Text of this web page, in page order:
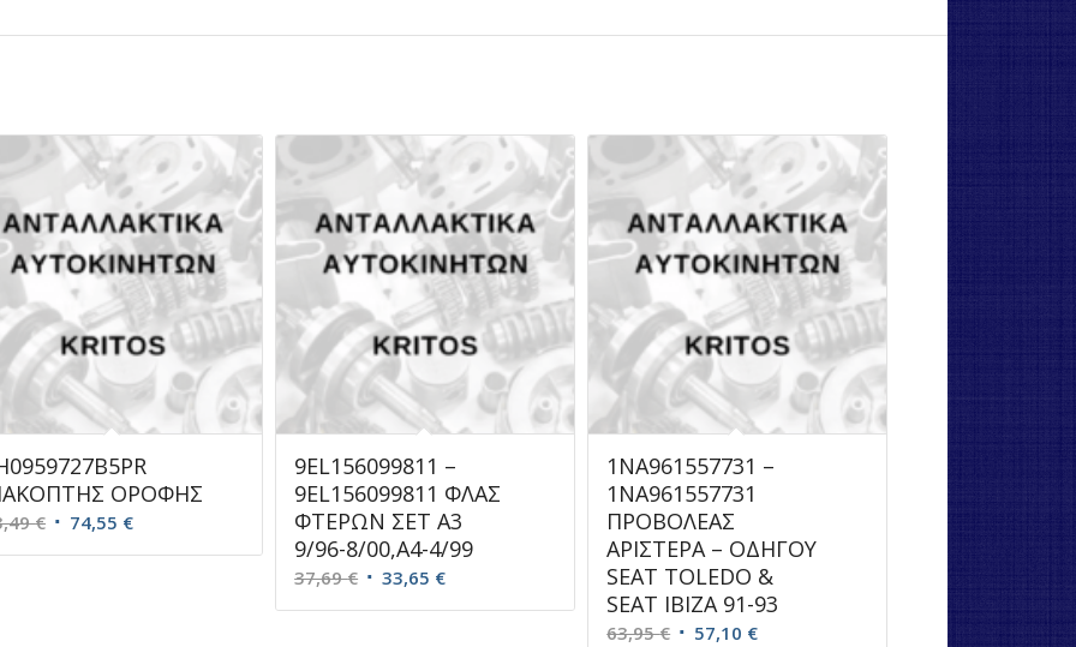
ΟΡΟΦΗΣ
€ Original
price
74,55 €Η
τρέχουσα
9EL156099811 –
9EL156099811 ΦΛΑΣ
ΦΤΕΡΩΝ ΣΕΤ Α3
9/96-8/00,A4-4/99
37,69€ Original
price
33,65 €Η
τρέχουσα
1NA961557731 –
1NA961557731
ΠΡΟΒΟΛΕΑΣ
ΑΡΙΣΤΕΡΑ – ΟΔΗΓΟΥ
SEAT TOLEDO &
SEAT IBIZA 91-93
63,95€ Original
57,10 €Η